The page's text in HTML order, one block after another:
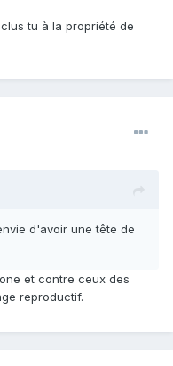
tu à la propriété de
d'avoir une tête de
et contre ceux des
reproductif.